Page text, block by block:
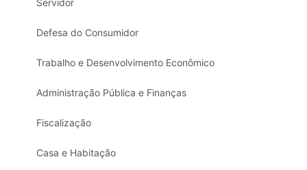
Servidor
Defesa do Consumidor
Trabalho e Desenvolvimento Econômico
Administração Pública e Finanças
Fiscalização
Casa e Habitação